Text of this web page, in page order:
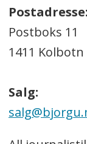
Postadresse:
Postboks 11
1411 Kolbotn
Salg: